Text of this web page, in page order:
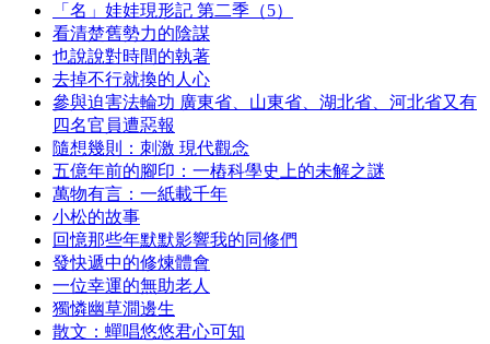
「名」娃娃現形記 第二季（5）
看清楚舊勢力的陰謀
也說說對時間的執著
去掉不行就換的人心
參與迫害法輪功 廣東省、山東省、湖北省、河北省又有
四名官員遭惡報
隨想幾則：刺激 現代觀念
五億年前的腳印：一樁科學史上的未解之謎
萬物有言：一紙載千年
小松的故事
回憶那些年默默影響我的同修們
發快遞中的修煉體會
一位幸運的無助老人
獨憐幽草澗邊生
散文：蟬唱悠悠君心可知